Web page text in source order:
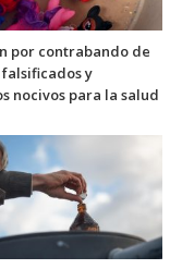
por contrabando de
y
nocivos para la salud